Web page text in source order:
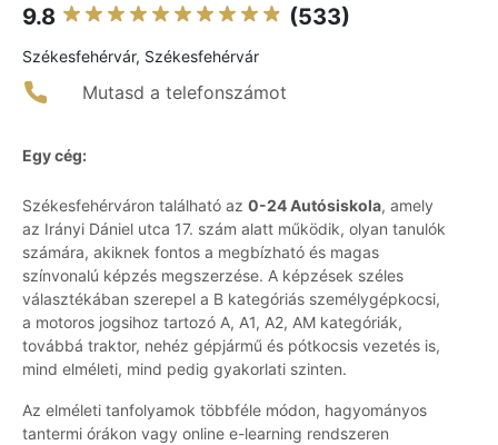
9.8 (533)
Székesfehérvár, Székesfehérvár
Mutasd a telefonszámot
Egy cég:
Székesfehérváron található az 0-24 Autósiskola, amely
az Irányi Dániel utca 17. szám alatt működik, olyan tanulók
számára, akiknek fontos a megbízható és magas
színvonalú képzés megszerzése. A képzések széles
választékában szerepel a B kategóriás személygépkocsi,
a motoros jogsihoz tartozó A, A1, A2, AM kategóriák,
továbbá traktor, nehéz gépjármű és pótkocsis vezetés is,
mind elméleti, mind pedig gyakorlati szinten.
Az elméleti tanfolyamok többféle módon, hagyományos
tantermi órákon vagy online e-learning rendszeren